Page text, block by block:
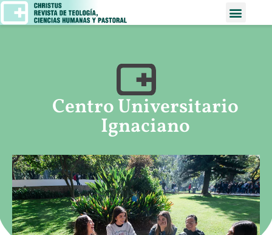
Centro Universitario
Ignaciano